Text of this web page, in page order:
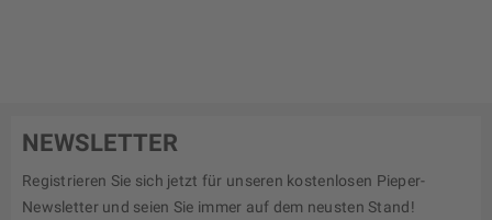
NEWSLETTER
Registrieren Sie sich jetzt für unseren kostenlosen Pieper-
Newsletter und seien Sie immer auf dem neusten Stand!